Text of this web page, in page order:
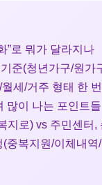
”로 뭐가 달라지나
준(청년가구/원가
세/거주 형태 한 번
많이 나는 포인트들
지로) vs 주민센터,
중복지원/이체내역